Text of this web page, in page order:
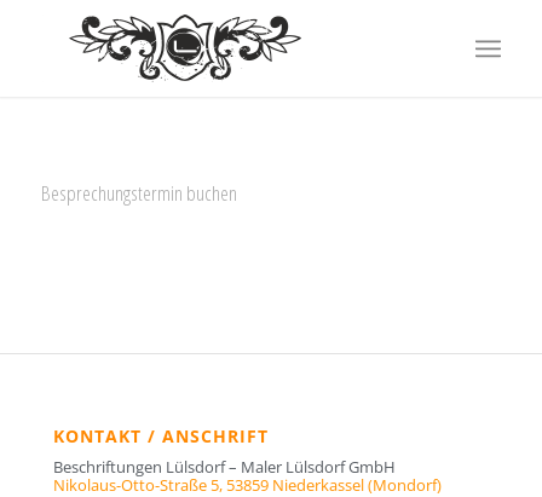
Besprechungstermin buchen
KONTAKT / ANSCHRIFT
Beschriftungen Lülsdorf – Maler Lülsdorf GmbH
Nikolaus-Otto-Straße 5, 53859 Niederkassel (Mondorf)